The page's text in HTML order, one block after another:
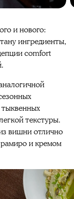
и нового:
ингредиенты,
comfort
текстуры.
вишни отлично
и кремом